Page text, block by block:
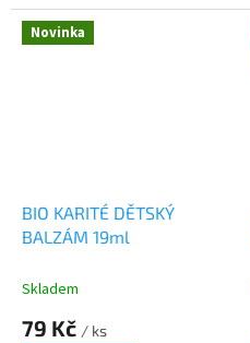
Novinka
BIO KARITÉ DĚTSKÝ
BALZÁM 19ml
Skladem
79 Kč / ks